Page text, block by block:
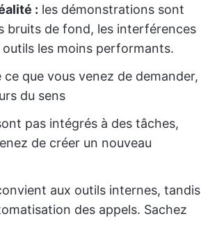
: les démonstrations sont
bruits de fond, les interférences
les moins performants.
que vous venez de demander,
du sens
pas intégrés à des tâches,
de créer un nouveau
aux outils internes, tandis
des appels. Sachez